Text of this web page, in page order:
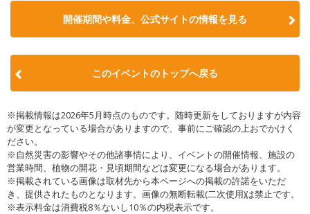
開催期間や料金、公式サイトの情報を見る
このイベントのトップへ戻る
※掲載情報は2026年5月時点のものです。随時更新をしておりますが内容
が変更となっている場合がありますので、事前にご確認の上おでかけく
ださい。
※自然災害の影響やその他諸事情により、イベントの開催情報、施設の
営業時間、植物の開花・見頃期間などは変更になる場合があります。
※掲載されている画像は取材先から本ページへの掲載の許諾をいただ
き、提供されたものとなります。画像の無断転載(二次使用)は禁止です。
※表示料金は消費税8％ないし10％の内税表示です。